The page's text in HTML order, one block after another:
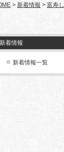
> 新着情報 > 富寿し
新着情報
新着情報一覧